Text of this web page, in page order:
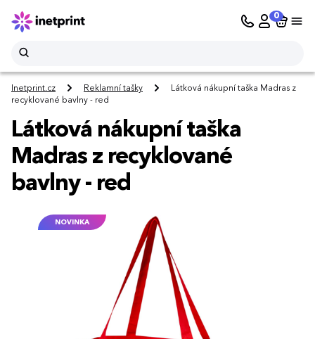
0
Inetprint.cz Reklamní tašky
Látková nákupní taška Madras z
recyklované bavlny - red
Látková nákupní taška
Madras z recyklované
bavlny - red
NOVINKA